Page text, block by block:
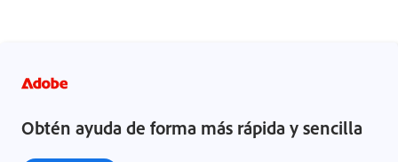
Obtén ayuda de forma más rápida y sencilla